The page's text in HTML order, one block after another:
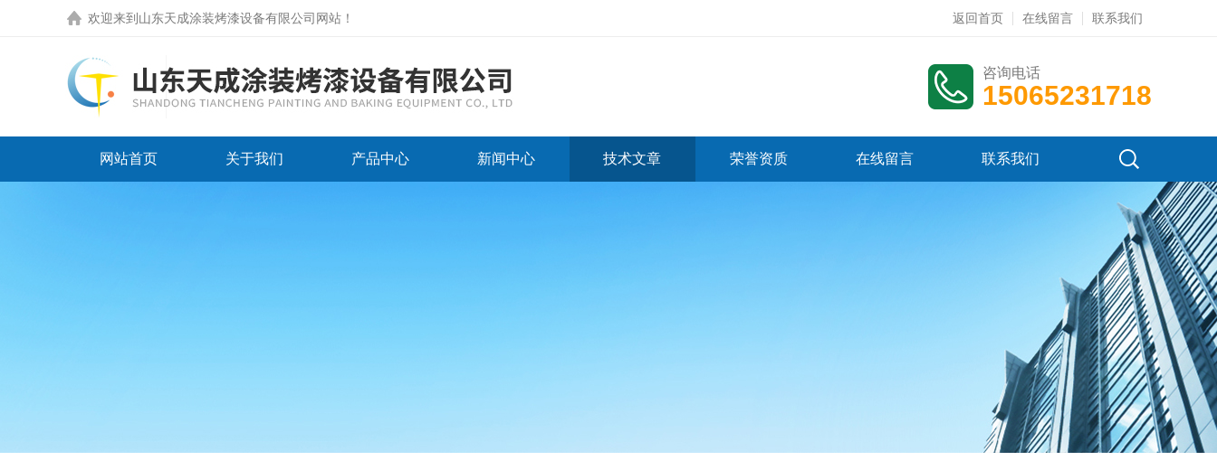
欢迎来到 山东天成涂装烤漆设备有限公司网站 ！ 返回首页 在线留言 联系我们
咨询电话
15065231718
网站首页 关于我们 产品中心 新闻中心 技术文章 荣誉资质 在线留言 联系我们